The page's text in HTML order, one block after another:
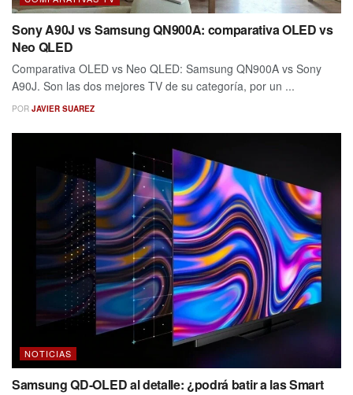
Sony A90J vs Samsung QN900A: comparativa OLED vs
Neo QLED
Comparativa OLED vs Neo QLED: Samsung QN900A vs Sony
A90J. Son las dos mejores TV de su categoría, por un ...
POR JAVIER SUAREZ
NOTICIAS
Samsung QD-OLED al detalle: ¿podrá batir a las Smart